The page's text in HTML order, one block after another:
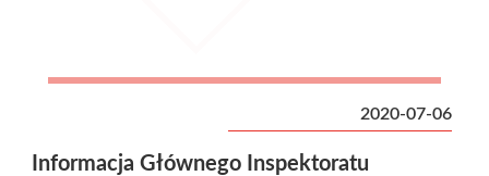
2020-07-06
Informacja Głównego Inspektoratu